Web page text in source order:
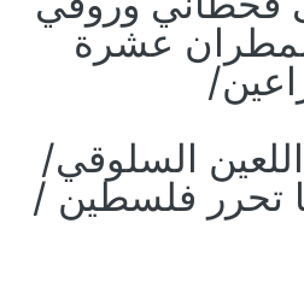
عشرة
السلوقي/
تحرر فلسطين /